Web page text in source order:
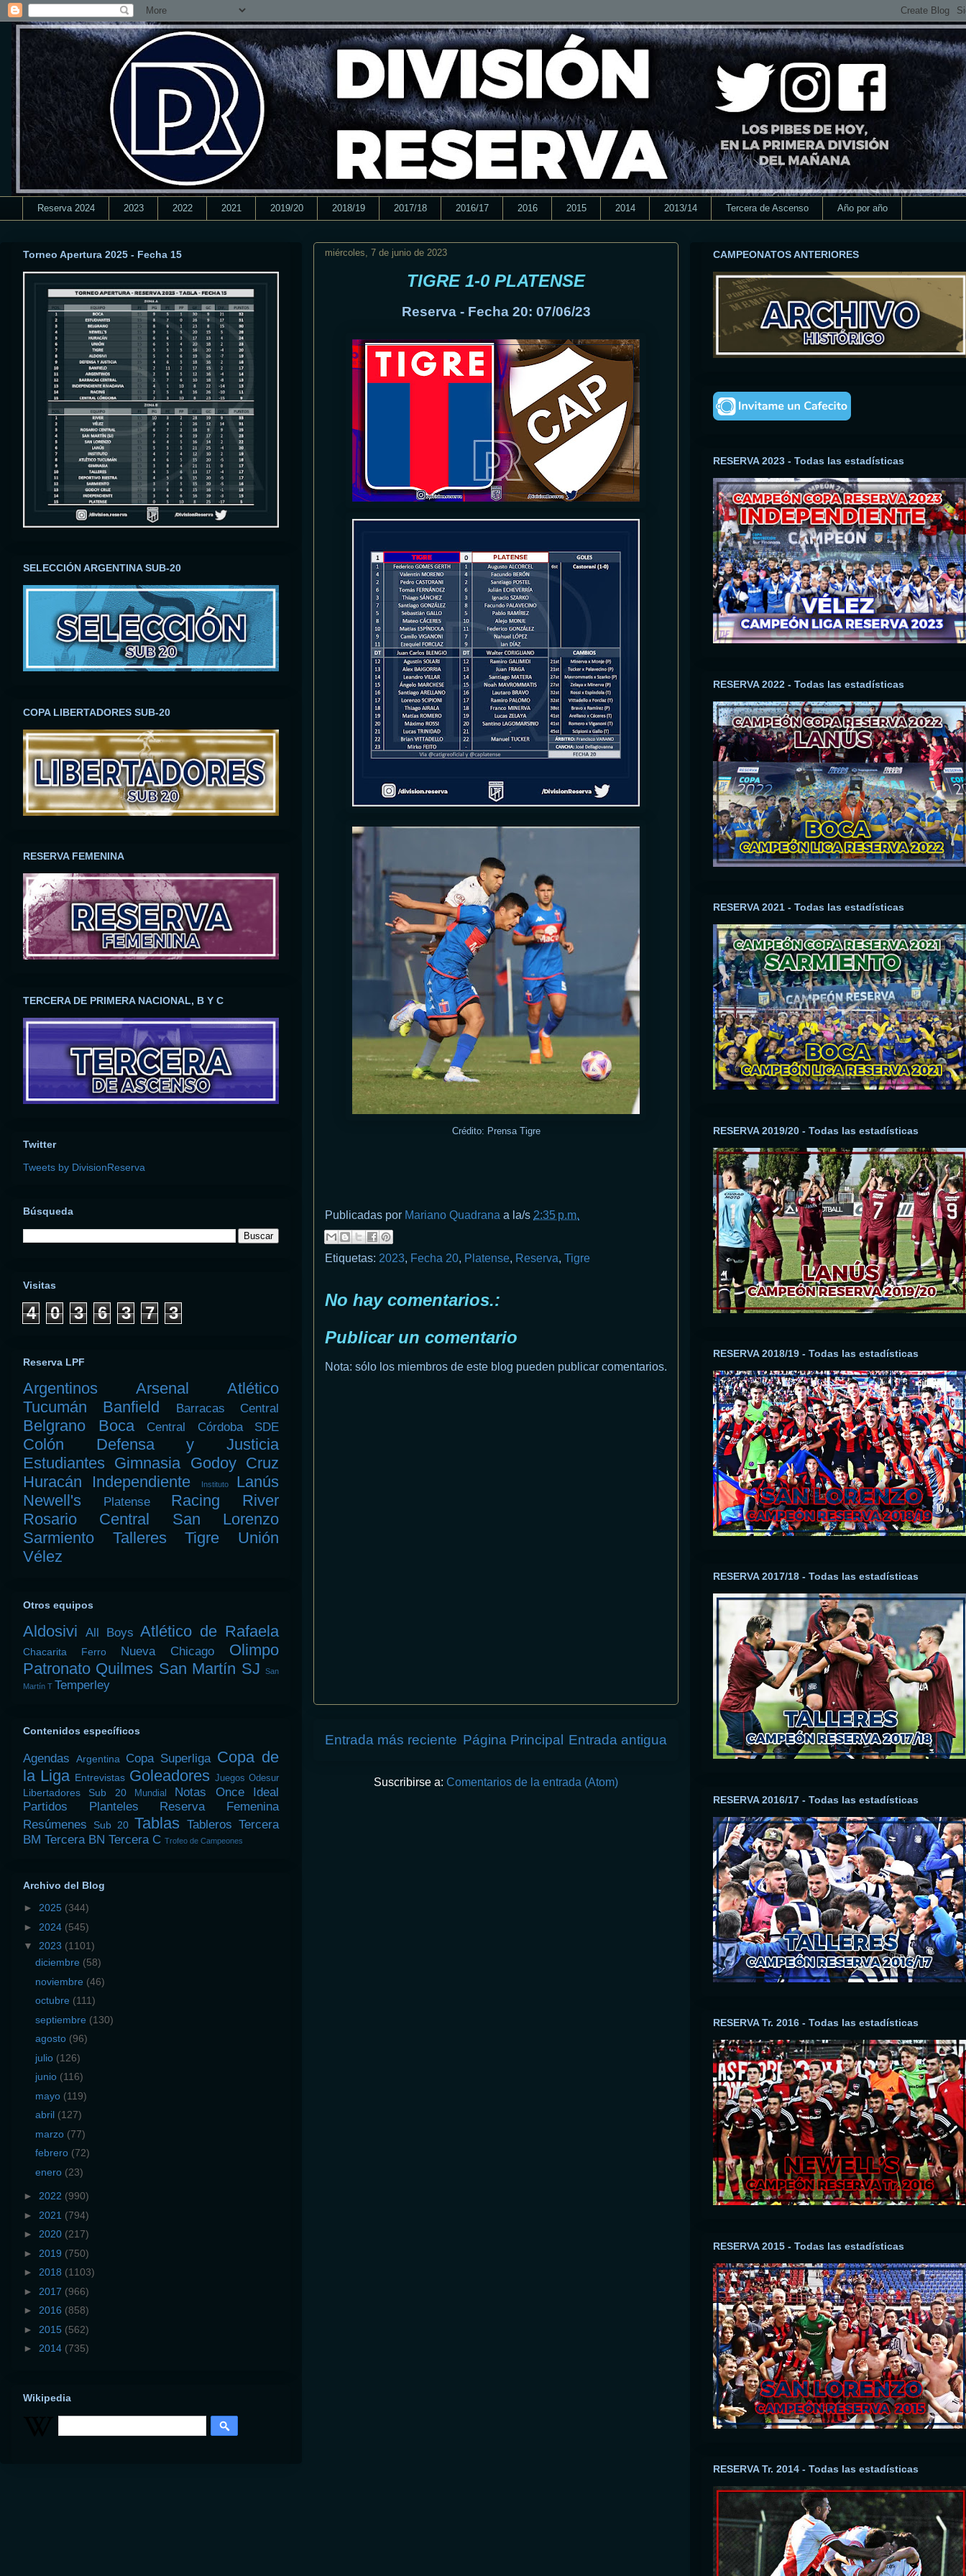
Reserva 2024 2023 2022 2021 2019/20 2018/19 2017/18 2016/17 2016 2015 2014 2013/14 Tercera de Ascenso Año por año
miércoles, 7 de junio de 2023
TIGRE 1-0 PLATENSE
Reserva - Fecha 20: 07/06/23
Crédito: Prensa Tigre
Publicadas por Mariano Quadrana a la/s 2:35 p.m.
Etiquetas: 2023, Fecha 20, Platense, Reserva, Tigre
No hay comentarios.:
Publicar un comentario
Nota: sólo los miembros de este blog pueden publicar comentarios.
Entrada más reciente Entrada antigua
Página Principal
Suscribirse a: Comentarios de la entrada (Atom)
Torneo Apertura 2025 - Fecha 15
SELECCIÓN ARGENTINA SUB-20
COPA LIBERTADORES SUB-20
RESERVA FEMENINA
TERCERA DE PRIMERA NACIONAL, B Y C
Twitter
Tweets by DivisionReserva
Búsqueda
Visitas
4 0 3 6 3 7 3
Reserva LPF
Argentinos Arsenal
Atlético
Tucumán
Banfield Barracas Central
Belgrano Boca Central Córdoba SDE
Colón
Defensa y Justicia
Estudiantes Gimnasia Godoy Cruz
Huracán
Independiente Instituto
Lanús
Newell's
Platense Racing
River
Rosario Central
San Lorenzo
Sarmiento
Talleres Tigre
Unión
Vélez
Otros equipos
Aldosivi All Boys Atlético de Rafaela
Chacarita Ferro Nueva Chicago
Olimpo
Patronato Quilmes San Martín SJ
San
Martín T Temperley
Contenidos específicos
Agendas Argentina Copa Superliga Copa de
la Liga Entrevistas Goleadores Juegos Odesur
Libertadores Sub 20 Mundial Notas
Once Ideal
Partidos
Planteles
Reserva Femenina
Resúmenes
Sub 20 Tablas Tableros Tercera
BM Tercera BN Tercera C Trofeo de Campeones
Archivo del Blog
► 2025 (344)
► 2024 (545)
▼ 2023 (1101)
diciembre (58)
noviembre (46)
octubre (111)
septiembre (130)
agosto (96)
julio (126)
junio (116)
mayo (119)
abril (127)
marzo (77)
febrero (72)
enero (23)
► 2022 (990)
► 2021 (794)
► 2020 (217)
► 2019 (750)
► 2018 (1103)
► 2017 (966)
► 2016 (858)
► 2015 (562)
► 2014 (735)
Wikipedia
CAMPEONATOS ANTERIORES
RESERVA 2023 - Todas las estadísticas
RESERVA 2022 - Todas las estadísticas
RESERVA 2021 - Todas las estadísticas
RESERVA 2019/20 - Todas las estadísticas
RESERVA 2018/19 - Todas las estadísticas
RESERVA 2017/18 - Todas las estadísticas
RESERVA 2016/17 - Todas las estadísticas
RESERVA Tr. 2016 - Todas las estadísticas
RESERVA 2015 - Todas las estadísticas
RESERVA Tr. 2014 - Todas las estadísticas